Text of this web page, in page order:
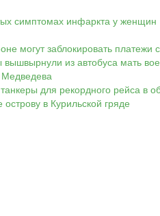
симптомах инфаркта у женщин
могут заблокировать платежи
из автобуса мать
для рекордного рейса в
в Курильской гряде